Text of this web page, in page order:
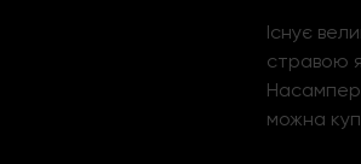
Існує
стравою
можна